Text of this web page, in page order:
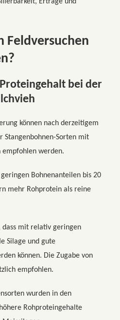
Feldversuchen
bei der
können nach derzeitigem
Stangenbohnen-Sorten mit
empfohlen werden.
Bohnenanteilen bis 20
mehr Rohprotein als reine
dass mit relativ geringen
Silage und gute
können. Die Zugabe von
empfohlen.
wurden in den
Rohproteingehalte